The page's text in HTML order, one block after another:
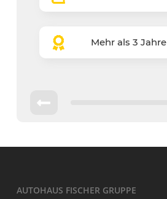
Mehr als 3 Jahre
AUTOHAUS FISCHER GRUPPE